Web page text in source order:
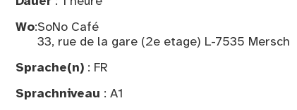
Wo:SoNo Café
33, rue de la gare (2e etage) L-7535 Mersch
Sprache(n) : FR
Sprachniveau : A1